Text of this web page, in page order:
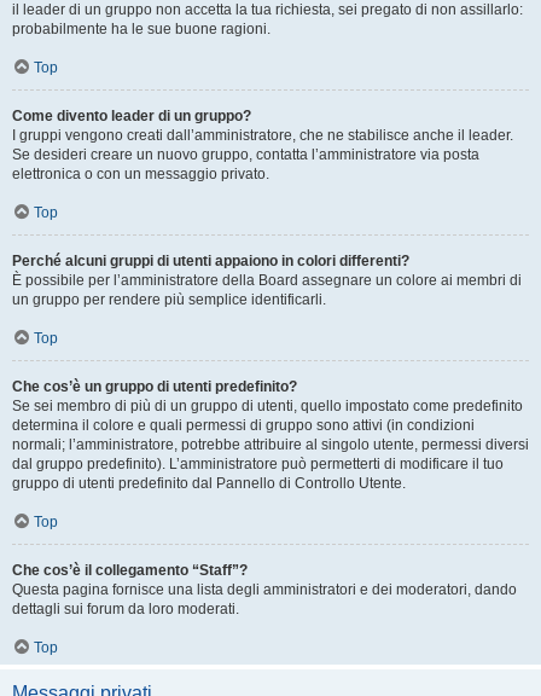
il leader di un gruppo non accetta la tua richiesta, sei pregato di non assillarlo:
probabilmente ha le sue buone ragioni.
Top
Come divento leader di un gruppo?
I gruppi vengono creati dall’amministratore, che ne stabilisce anche il leader.
Se desideri creare un nuovo gruppo, contatta l’amministratore via posta
elettronica o con un messaggio privato.
Top
Perché alcuni gruppi di utenti appaiono in colori differenti?
È possibile per l’amministratore della Board assegnare un colore ai membri di
un gruppo per rendere più semplice identificarli.
Top
Che cos’è un gruppo di utenti predefinito?
Se sei membro di più di un gruppo di utenti, quello impostato come predefinito
determina il colore e quali permessi di gruppo sono attivi (in condizioni
normali; l’amministratore, potrebbe attribuire al singolo utente, permessi diversi
dal gruppo predefinito). L’amministratore può permetterti di modificare il tuo
gruppo di utenti predefinito dal Pannello di Controllo Utente.
Top
Che cos’è il collegamento “Staff”?
Questa pagina fornisce una lista degli amministratori e dei moderatori, dando
dettagli sui forum da loro moderati.
Top